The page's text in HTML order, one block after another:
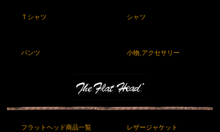
Ｔシャツ シャツ
パンツ 小物,アクセサリー
フラットヘッド商品一覧 レザージャケット